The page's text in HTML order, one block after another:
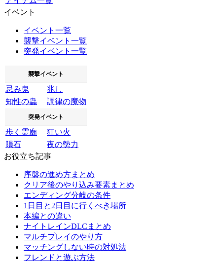
イベント
イベント一覧
襲撃イベント一覧
突発イベント一覧
襲撃イベント
忌み鬼
兆し
知性の蟲
調律の魔物
突発イベント
歩く霊廟
狂い火
隕石
夜の勢力
お役立ち記事
序盤の進め方まとめ
クリア後のやり込み要素まとめ
エンディング分岐の条件
1日目と2日目に行くべき場所
本編との違い
ナイトレインDLCまとめ
マルチプレイのやり方
マッチングしない時の対処法
フレンドと遊ぶ方法